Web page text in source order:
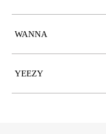
WANNA
YEEZY